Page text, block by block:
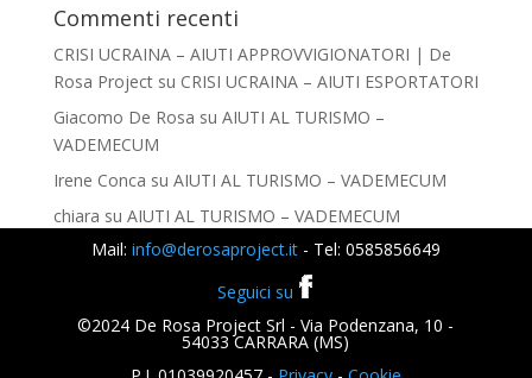
Commenti recenti
CRISI UCRAINA – AIUTI APPROVVIGIONATORI | De
Rosa Projectsu CRISI UCRAINA – AIUTI ESPORTATORI
Giacomo De Rosa su AIUTI AL TURISMO –
VADEMECUM
Irene Conca su AIUTI AL TURISMO – VADEMECUM
chiara su AIUTI AL TURISMO – VADEMECUM
Giacomo De RosasuIMPRESA SICURA
Mail: info@derosaproject.it- Tel: 0585856649
Seguici su
©2024 De Rosa Project Srl - Via Podenzana, 10 -
54033 CARRARA (MS)